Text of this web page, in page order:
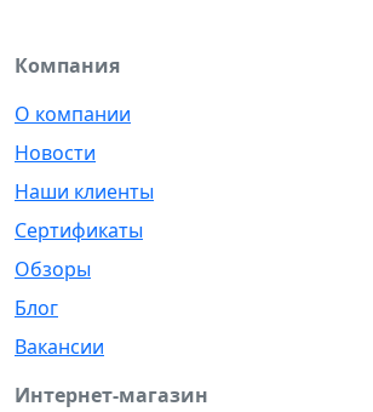
Компания
О компании
Новости
Наши клиенты
Сертификаты
Обзоры
Блог
Вакансии
Интернет-магазин